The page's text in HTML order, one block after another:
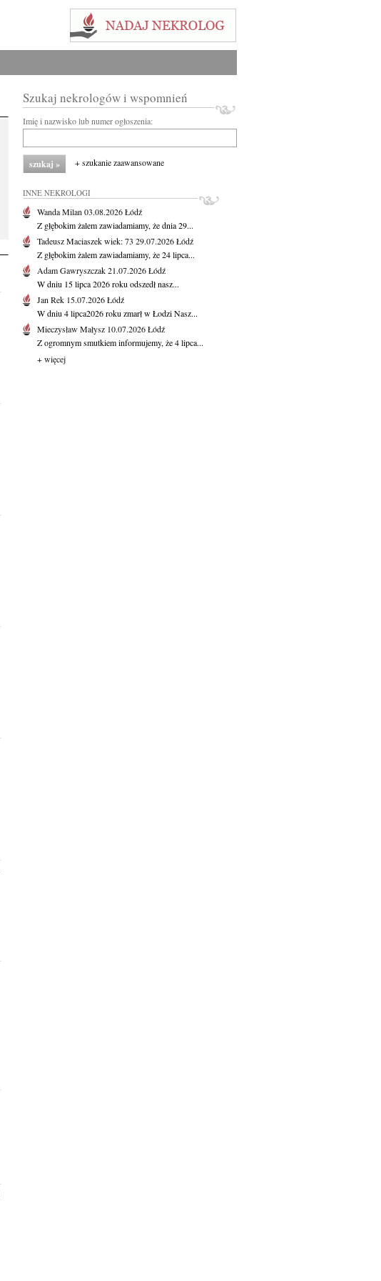
Szukaj nekrologów i wspomnień
Imię i nazwisko lub numer ogłoszenia:
+ szukanie zaawansowane
INNE NEKROLOGI
Wanda Milan 03.08.2026Łódź
Z głębokim żalem zawiadamiamy, że dnia 29...
Tadeusz Maciaszekwiek: 73 29.07.2026Łódź
Z głębokim żalem zawiadamiamy, że 24 lipca...
Adam Gawryszczak21.07.2026Łódź
W dniu 15 lipca 2026 roku odszedł nasz...
Jan Rek 15.07.2026Łódź
W dniu 4 lipca2026 roku zmarł w Łodzi Nasz...
Mieczysław Małysz 10.07.2026Łódź
Z ogromnym smutkiem informujemy, że 4 lipca...
+ więcej